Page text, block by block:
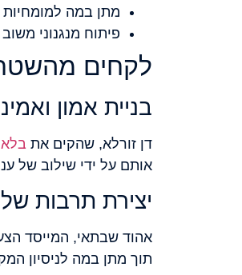
מתן במה
פיתוח מנגנוני
לקחים
בניית אמון
דן זורלא, שהקים את
אותם על ידי שילוב של
יצירת תרבות
אהוד שבתאי, המייסד
תוך מתן במה לניסיון